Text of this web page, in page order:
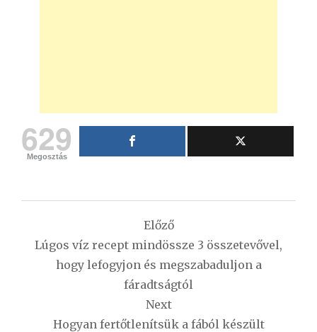
629
Megosztás
navigáció
Előző
Lúgos víz recept mindössze 3 összetevővel,
hogy lefogyjon és megszabaduljon a
fáradtságtól
Next
Hogyan fertőtlenítsük a fából készült